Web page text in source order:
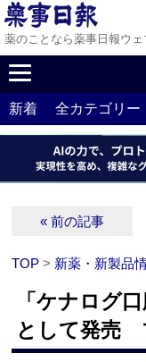
薬のことなら薬事日報ウェ
新着 全カテゴリー
« 前の記事
TOP > 新薬・新製品
「ケナログ
として発売